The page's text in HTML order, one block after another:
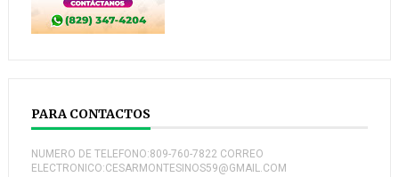
PARA CONTACTOS
NUMERO DE TELEFONO:809-760-7822 CORREO
ELECTRONICO:CESARMONTESINOS59@GMAIL.COM